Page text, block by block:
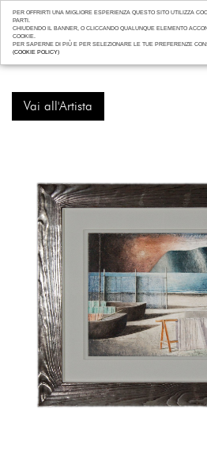
PER OFFRIRTI UNA MIGLIORE ESPERIENZA QUESTO SITO UTILIZZA
PARTI.
CHIUDENDO IL BANNER, O CLICCANDO QUALUNQUE ELEMENTO
COOKIE.
PER SAPERNE DI PIÙ E PER SELEZIONARE LE TUE PREFERENZE
(COOKIE POLICY)
Vai all'Artista